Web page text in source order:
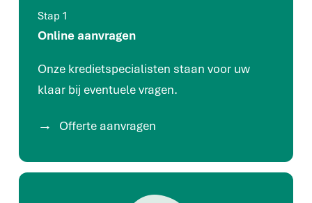
Stap 1
Online aanvragen
Onze kredietspecialisten staan voor uw
klaar bij eventuele vragen.
Offerte aanvragen